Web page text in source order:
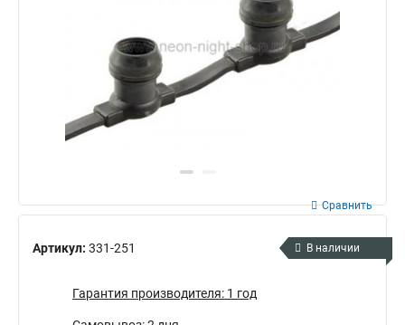
Артикул: 331-251
Сравнить
В наличии
Гарантия производителя: 1 год